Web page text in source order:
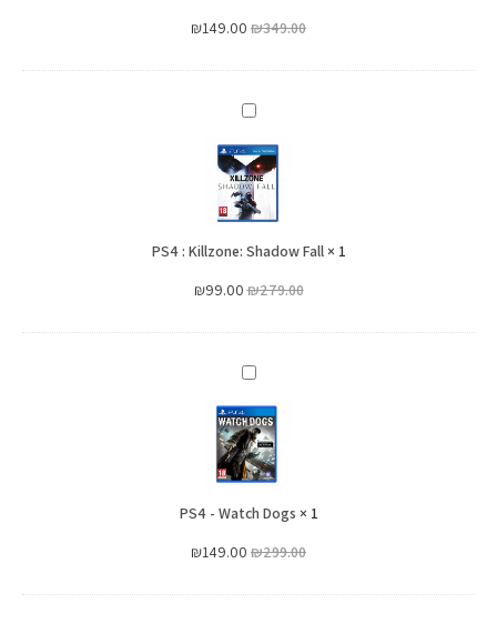
₪349.00
₪149.00
PS4
:
Killzone:
Shadow
Fall
1
×
PS4 : Killzone: Shadow Fall
₪279.00
₪99.00
PS4
-
Watch
Dogs
1
×
PS4 - Watch Dogs
₪299.00
₪149.00